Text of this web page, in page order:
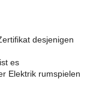
desjenigen
es
Elektrik rumspielen